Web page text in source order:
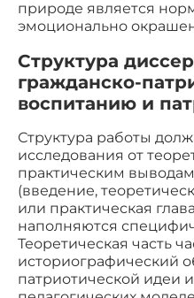
природе является
эмоционально
Структура
гражданско-
воспитанию и
Структура работы
исследования от
практическим
(введение,
или практическая
наполняются
Теоретическая часть
историографический
патриотической идеи